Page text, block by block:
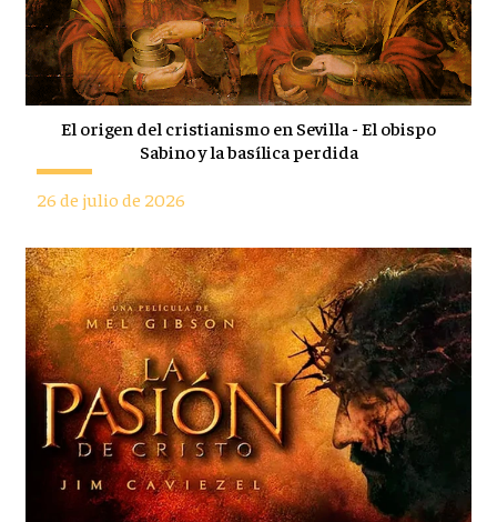
El origen del cristianismo en Sevilla - El obispo
Sabino y la basílica perdida
26 de julio de 2026